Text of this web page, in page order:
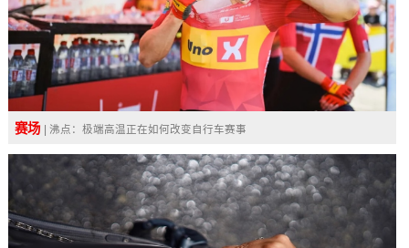
赛场 | 沸点：极端高温正在如何改变自行车赛事